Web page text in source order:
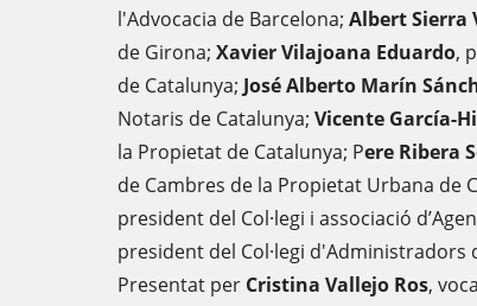
l'Advocacia de Barcelona; Albert Sierra
de Girona; Xavier Vilajoana Eduardo,
de Catalunya; José Alberto Marín
Notaris de Catalunya; Vicente García-
la Propietat de Catalunya; Pere Ribera
de Cambres de la Propietat Urbana de
president del Col·legi i associació
president del Col·legi d'Administradors
Presentat per Cristina Vallejo Ros,